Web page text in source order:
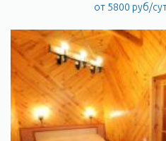
от 5800 руб/